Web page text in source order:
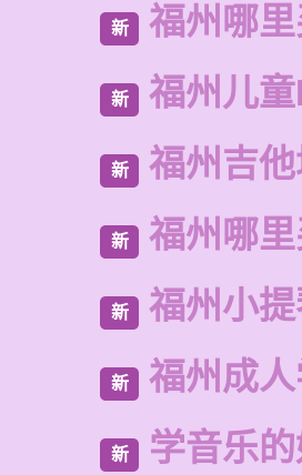
新 福州哪
新 福州儿
新 福州吉
新 福州哪
新 福州小
新 福州成
新 学音乐